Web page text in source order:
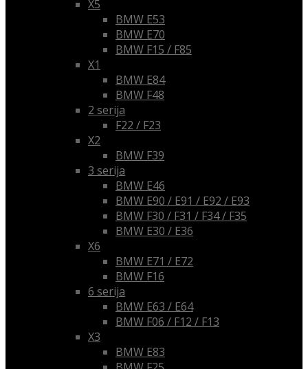
X5
BMW E53
BMW E70
BMW F15 / F85
X1
BMW E84
BMW F48
2 serija
F22 / F23
X2
BMW F39
3 serija
BMW E46
BMW E90 / E91 / E92 / E93
BMW F30 / F31 / F34 / F35
BMW E30 / E36
X6
BMW E71 / E72
BMW F16
6 serija
BMW E63 / E64
BMW F06 / F12 / F13
X3
BMW E83